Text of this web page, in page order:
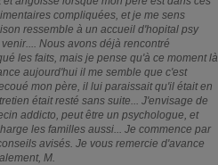
compliquées, et je me sens
ressemble à un accueil d'hopital psy
Nous avons déjà rencontré
les faits, mais je pense qu'à ce moment là
aujourd'hui il me semble que c'est
mon père, il lui paraissait qu'il était en
était resté sans suite... J'envisage de
addicto, peut être un psychologue, et
les familles aussi... Je commence par
avisés. Je vous remercie d'avance
M.